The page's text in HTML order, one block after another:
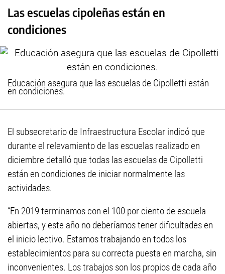
Las escuelas cipoleñas están en
condiciones
Educación asegura que las escuelas de Cipolletti están
en condiciones.
El subsecretario de Infraestructura Escolar indicó que
durante el relevamiento de las escuelas realizado en
diciembre detalló que todas las escuelas de Cipolletti
están en condiciones de iniciar normalmente las
actividades.
“En 2019 terminamos con el 100 por ciento de escuela
abiertas, y este año no deberíamos tener dificultades en
el inicio lectivo. Estamos trabajando en todos los
establecimientos para su correcta puesta en marcha, sin
inconvenientes. Los trabajos son los propios de cada año